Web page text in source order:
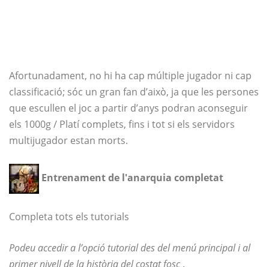
Afortunadament, no hi ha cap múltiple jugador ni cap
classificació; sóc un gran fan d’això, ja que les persones
que escullen el joc a partir d’anys podran aconseguir
els 1000g / Platí complets, fins i tot si els servidors
multijugador estan morts.
Entrenament de l'anarquia completat
Completa tots els tutorials
Podeu accedir a l’opció tutorial des del menú principal i al
primer nivell de la història del costat fosc .